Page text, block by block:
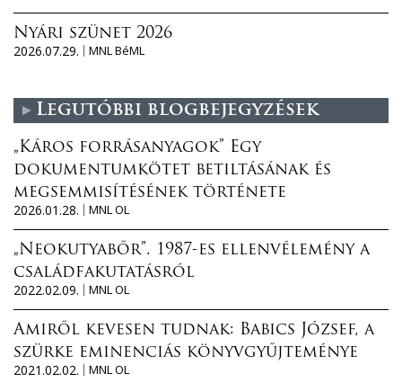
Nyári szünet 2026
2026.07.29.
MNL BéML
Legutóbbi blogbejegyzések
„Káros forrásanyagok” Egy
dokumentumkötet betiltásának és
megsemmisítésének története
2026.01.28.
MNL OL
„Neokutyabőr”. 1987-es ellenvélemény a
családfakutatásról
2022.02.09.
MNL OL
Amiről kevesen tudnak: Babics József, a
szürke eminenciás könyvgyűjteménye
2021.02.02.
MNL OL